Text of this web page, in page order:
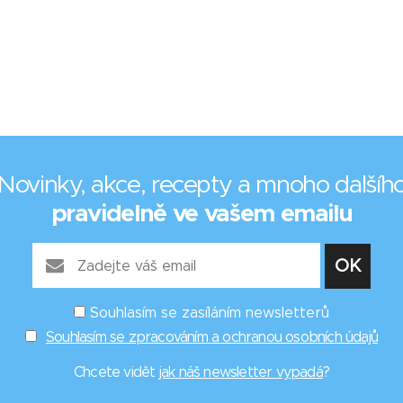
akce, recepty a mnoho
pravidelně ve vašem emailu
Souhlasím se zasíláním newsletterů
Souhlasím se zpracováním a ochranou osobních údajů
Chcete vidět jak náš newsletter vypadá?